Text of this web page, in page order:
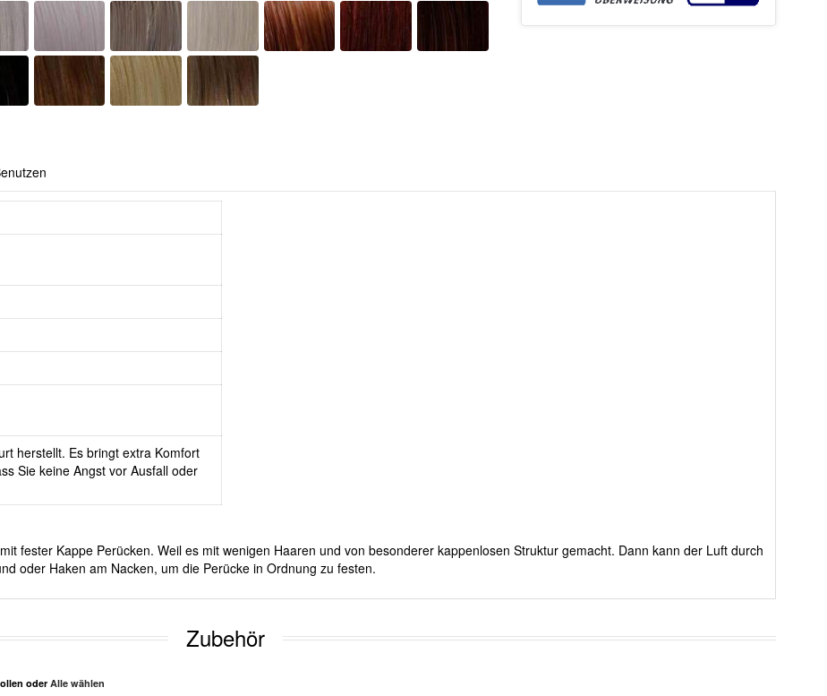
herstellt. Es bringt extra Komfort
Sie keine Angst vor Ausfall oder
fester Kappe Perücken. Weil es mit wenigen Haaren und von besonderer kappenlosen Struktur gemacht. Dann kann der Luft durch
oder Haken am Nacken, um die Perücke in Ordnung zu festen.
Zubehör
oder Alle wählen